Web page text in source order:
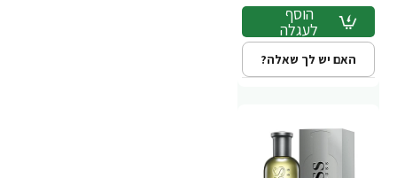
הוסף
לעגלה
האם יש לך שאלה?